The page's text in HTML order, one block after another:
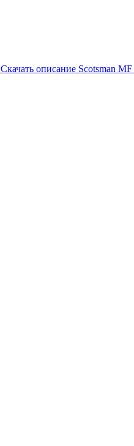
Скачать описание Scotsman